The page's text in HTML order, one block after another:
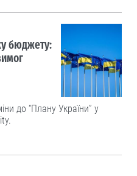
бюджету:
до “Плану України” у